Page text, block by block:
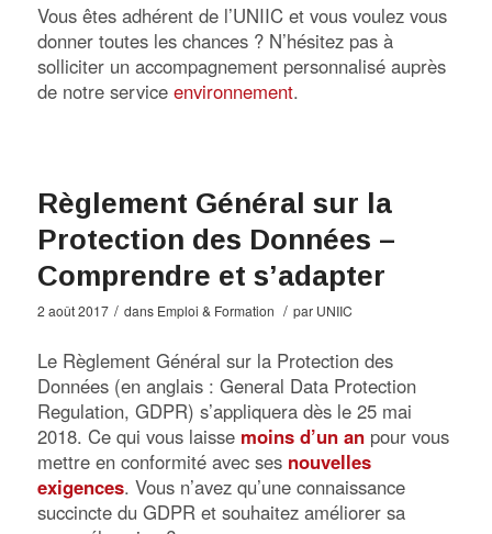
Vous êtes adhérent de l’UNIIC et vous voulez vous
donner toutes les chances ? N’hésitez pas à
solliciter un accompagnement personnalisé auprès
de notre service environnement.
Règlement Général sur la
Protection des Données –
Comprendre et s’adapter
2 août 2017 / dans Emploi & Formation / par UNIIC
Le Règlement Général sur la Protection des
Données (en anglais : General Data Protection
Regulation, GDPR) s’appliquera dès le 25 mai
2018. Ce qui vous laisse moins d’un anpour vous
mettre en conformité avec ses nouvelles
exigences. Vous n’avez qu’une connaissance
succincte du GDPR et souhaitez améliorer sa